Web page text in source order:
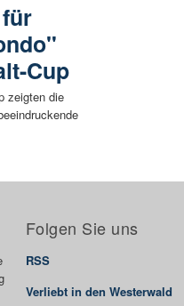
Cup
zeigten die
Folgen Sie uns
RSS
Verliebt in den Westerwald